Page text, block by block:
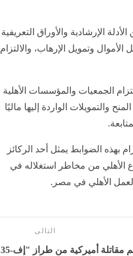
الإرشادية والأوراق التعريفية
وتمويل الإرهاب، والالتزام
الجمعيات والمؤسسات الأهلية
والتمويلات الواردة إليها ماليًا
بهذه الضوابط يمثل أحد الركائز
الأهلي من مخاطر استغلاله في
الأهلي في مصر.
التالى